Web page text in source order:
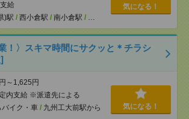
給
)駅 / 西小倉駅 / 南小倉駅 / …
気になる！
！〉スキマ時間にサクッと＊チラシ
～1,625円
内支給 ※派遣先による
バイク・車 / 九州工大前駅から
気になる！